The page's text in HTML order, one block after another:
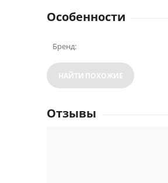
Особенности
Бренд:
НАЙТИ ПОХОЖИЕ
Отзывы